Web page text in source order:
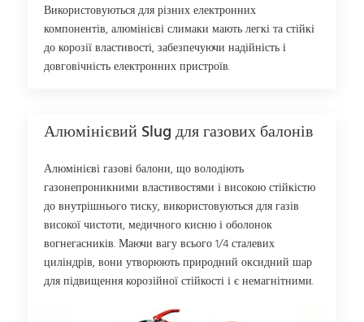
Використовуються для різних електронних
компонентів, алюмінієві слимаки мають легкі та стійкі
до корозії властивості, забезпечуючи надійність і
довговічність електронних пристроїв.
Алюмінієвий Slug для газових балонів
Алюмінієві газові балони, що володіють
газонепроникними властивостями і високою стійкістю
до внутрішнього тиску, використовуються для газів
високої чистоти, медичного кисню і оболонок
вогнегасників. Маючи вагу всього 1/4 сталевих
циліндрів, вони утворюють природний оксидний шар
для підвищення корозійної стійкості і є немагнітними.